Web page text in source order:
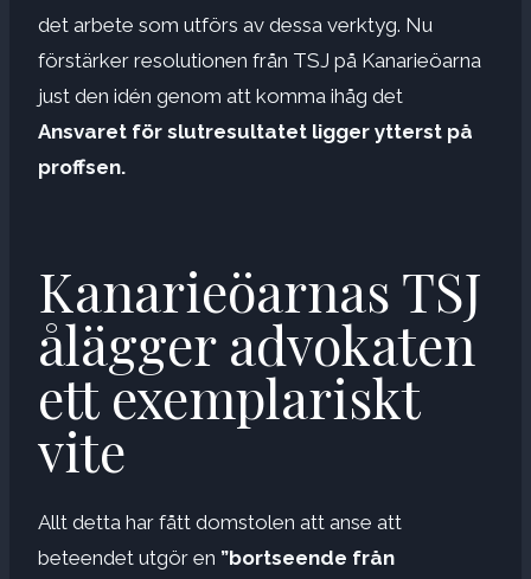
det arbete som utförs av dessa verktyg. Nu
förstärker resolutionen från TSJ på Kanarieöarna
just den idén genom att komma ihåg det
Ansvaret för slutresultatet ligger ytterst på
proffsen.
Kanarieöarnas TSJ
ålägger advokaten
ett exemplariskt
vite
Allt detta har fått domstolen att anse att
beteendet utgör en ”bortseende från